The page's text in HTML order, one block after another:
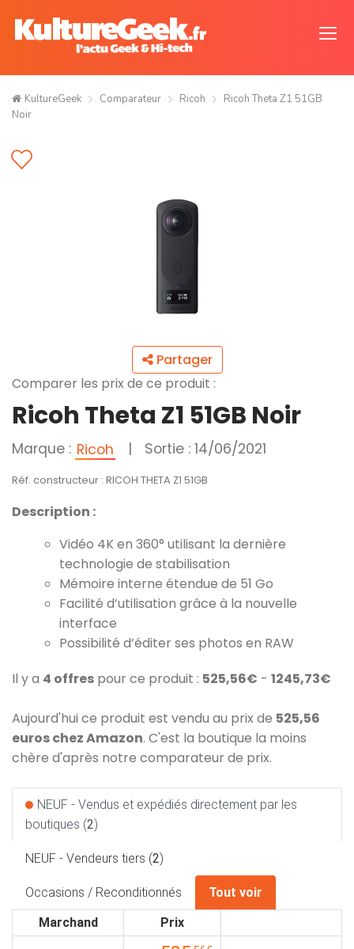
KultureGeek Comparateur Ricoh
Ricoh Theta Z1 51GB
Noir
Partager
Comparer les prix de ce produit :
Ricoh Theta Z1 51GB Noir
Marque : Ricoh | Sortie : 14/06/2021
Réf. constructeur : RICOH THETA Z1 51GB
Description :
Vidéo 4K en 360° utilisant la dernière
technologie de stabilisation
Mémoire interne étendue de 51 Go
Facilité d’utilisation grâce à la nouvelle
interface
Possibilité d’éditer ses photos en RAW
Il y a 4 offres pour ce produit : 525,56€ - 1245,73€
Aujourd'hui ce produit est vendu au prix de 525,56
euros chez Amazon. C'est la boutique la moins
chère d'après notre comparateur de prix.
NEUF - Vendus et expédiés directement par les
boutiques (2)
NEUF - Vendeurs tiers (2)
Occasions / Reconditionnés
Tout voir
Marchand
Prix